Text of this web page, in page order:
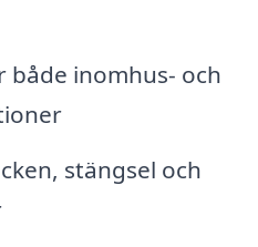
både inomhus- och
stängsel och